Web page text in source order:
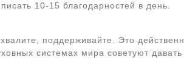
10-15 благодарностей в день.
поддерживайте. Это
системах мира советуют